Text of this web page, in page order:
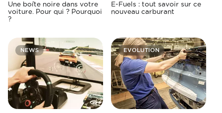
Une boîte noire dans votre
voiture. Pour qui ? Pourquoi
?
E-Fuels : tout savoir sur ce
nouveau carburant
NEWS EVOLUTION